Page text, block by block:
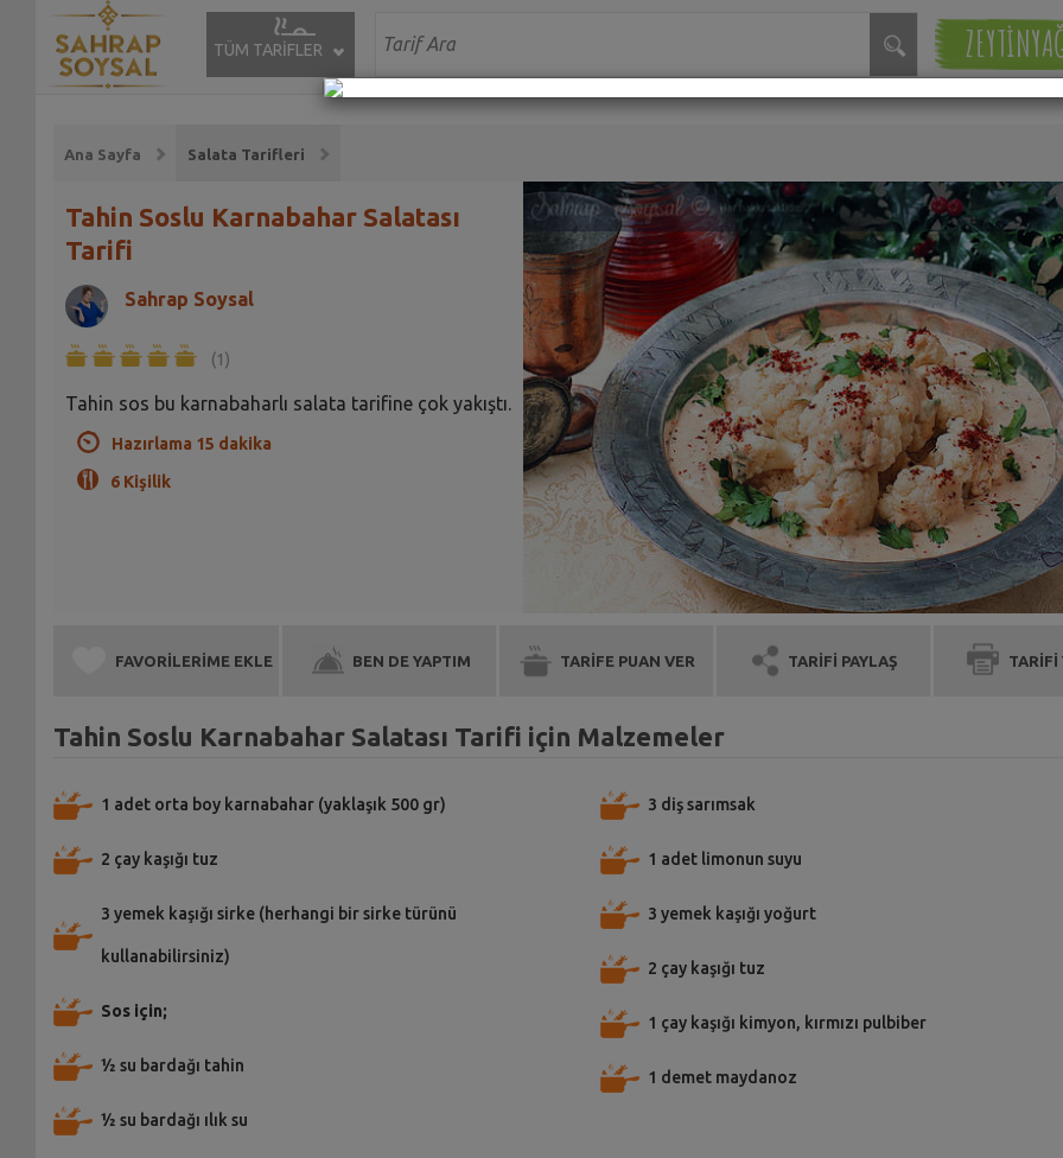
TÜM TARİFLER
Ana Sayfa Salata Tarifleri
Tahin Soslu Karnabahar Salatası
Tarifi
Sahrap Soysal
(1)
Tahin sos bu karnabaharlı salata tarifine çok yakıştı.
Hazırlama 15 dakika
6 Kişilik
FAVORİLERİME EKLE BEN DE YAPTIM TARİFE PUAN VER TARİFİ PAYLAŞ TARİFİ
Tahin Soslu Karnabahar Salatası Tarifi için Malzemeler
1 adet orta boy karnabahar (yaklaşık 500 gr)
2 çay kaşığı tuz
3 yemek kaşığı sirke (herhangi bir sirke türünü
kullanabilirsiniz)
Sos için;
½ su bardağı tahin
½ su bardağı ılık su
3 diş sarımsak
1 adet limonun suyu
3 yemek kaşığı yoğurt
2 çay kaşığı tuz
1 çay kaşığı kimyon, kırmızı pulbiber
1 demet maydanoz